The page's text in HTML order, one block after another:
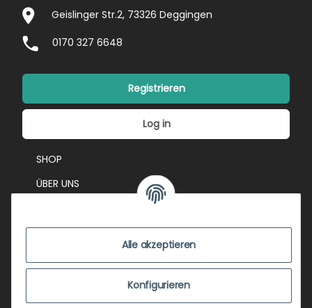
Alle akzeptieren
Konfigurieren
Geislinger Str.2, 73326 Deggingen
0170 327 6648
Registrieren
Log in
SHOP
ÜBER UNS